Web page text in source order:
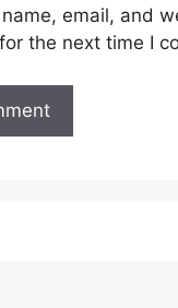
email, and
the next time I